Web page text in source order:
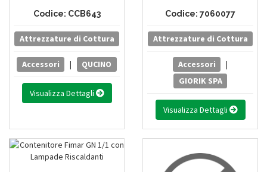
Codice: CCB643
Attrezzature di Cottura
Accessori | QUCINO
Visualizza Dettagli
Codice: 7060077
Attrezzature di Cottura
Accessori
|
GIORIK SPA
Visualizza Dettagli